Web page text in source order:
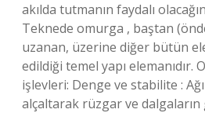
akılda tutmanın faydalı
Teknede omurga , baştan
uzanan, üzerine diğer bütün
edildiği temel yapı elemanıdır.
işlevleri: Denge ve stabilite :
alçaltarak rüzgar ve dalgaların